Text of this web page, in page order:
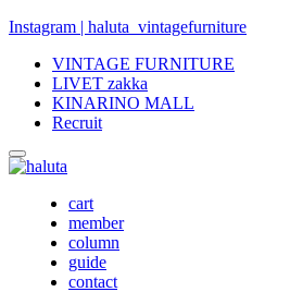
Instagram | haluta_vintagefurniture
VINTAGE FURNITURE
LIVET zakka
KINARINO MALL
Recruit
cart
member
column
guide
contact